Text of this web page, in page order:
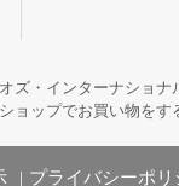
ズ・インターナショ
ョップでお買い物を
プライバシーポリ